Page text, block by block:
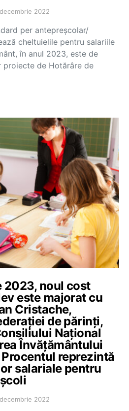
2022
per antepreşcolar/
cheltuielile pentru salariile
în anul 2023, este de
de Hotărâre de
2023, noul cost
este majorat cu
Cristache,
de părinți,
Național
Învățământului
reprezintă
salariale pentru
2022